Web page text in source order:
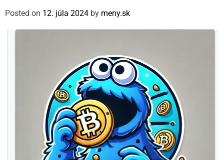
rPosted on 12. júla 2024 by meny.sk